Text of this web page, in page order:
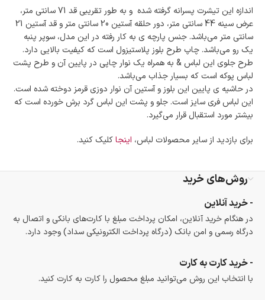
وجود دارد.
امکان پرداخت اقساطی
خرید اقساطی با شرایط آسان و بدون ضامن امکان‌پذیر
است.
ضمانت اصالت کالا
گارانتی معتبر برای تمامی محصولات ارائه می‌شود.
اندازه این تیشرت پسرانه گرفته شده و به طور تقریبی قد 71 سانتی متر،
عرض سینه 44 سانتی متر، دور حلقه آستین 20 سانتی متر و قد آستین 21
سانتی متر می‌باشد. جنس پارچه ی به کار رفته در این مدل، سوپر پنبه
یک رو می‌باشد. چاپ طرح بلوز پلاستیزول است که کیفیت بالایی دارد.
طرح جلوی این لباس & به همراه یک نوار چاپی در پایین آن و طرح پشت
لباس پوکه است که بسیار جذاب می‌باشد.
در حاشیه ی پایین این بلوز و آستین آن نوار دوزی قرمز دوخته شده است.
این لباس فری سایز است. جلو و پشت این لباس گرد برش خورده است که
بیشتر مورد استقبال قرار می‌گیرد.
برای بازدید از سایر محصولات لباس، اینجاکلیک کنید.
روش‌های خرید
- خرید آنلاین
در هنگام خرید آنلاین، امکان پرداخت مبلغ با کارت‌های بانکی و اتصال به
درگاه رسمی و امن بانک (درگاه پرداخت الکترونیکی سداد) وجود دارد.
- خرید کارت به کارت
با انتخاب این روش می‌توانید مبلغ محصول را کارت به کارت کنید.